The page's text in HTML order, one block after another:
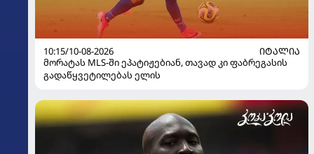
10:15/10-08-2026
ᲘᲢᲐᲚᲘᲐ
მორატას MLS-ში ეპატიჟებიან, თავად კი ფაბრეგასის
გადაწყვეტილებას ელის